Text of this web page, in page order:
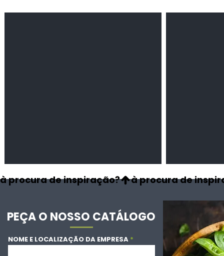
à procura de inspiração?
PEÇA O NOSSO CATÁLOGO
NOME E LOCALIZAÇÃO DA EMPRESA